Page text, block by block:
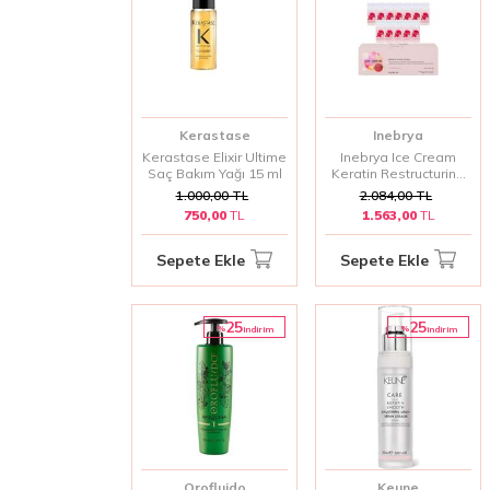
Kerastase
Kerastase Elixir Ultime
Saç Bakım Yağı 15 ml
1.000,00TL
750,00 TL
Sepete Ekle
Inebrya
Inebrya Ice Cream
Keratin Restructuring
Lotion 12x11 ml |
Saçları Derinlemesine
Onaran ve Yenileyen
Yoğun Bakım
2.084,00TL
1.563,00TL
Sepete Ekle
%25i̇ndirim %25i̇ndirim